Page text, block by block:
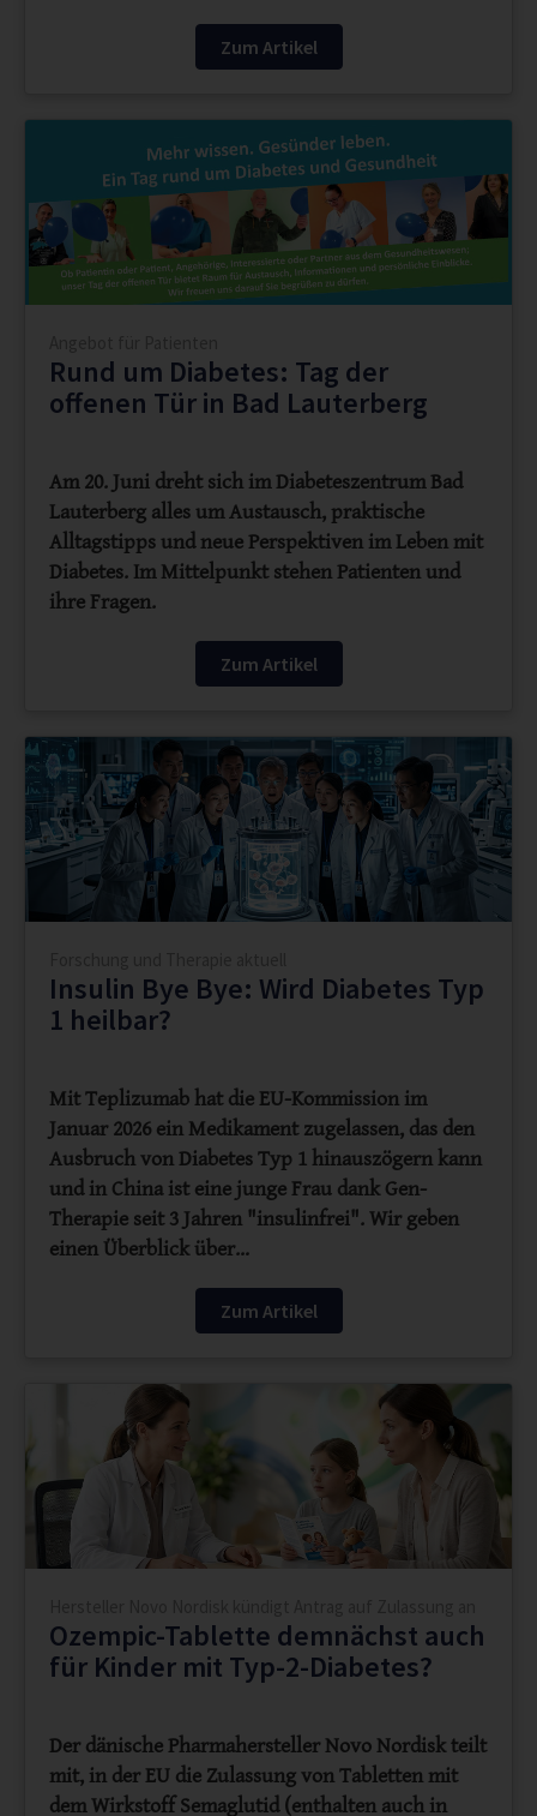
Zum Artikel
Rund um Diabetes: Tag der
offenen Tür in Bad Lauterberg
Am 20. Juni dreht sich im Diabeteszentrum Bad
Lauterberg alles um Austausch, praktische
Alltagstipps und neue Perspektiven im Leben mit
Diabetes. Im Mittelpunkt stehen Patienten und
ihre Fragen.
Zum Artikel
Insulin Bye Bye: Wird Diabetes Typ
1 heilbar?
Mit Teplizumab hat die EU-Kommission im
Januar 2026 ein Medikament zugelassen, das den
Ausbruch von Diabetes Typ 1 hinauszögern kann
und in China ist eine junge Frau dank Gen-
Therapie seit 3 Jahren "insulinfrei". Wir geben
einen Überblick über…
Zum Artikel
Ozempic-Tablette demnächst auch
für Kinder mit Typ-2-Diabetes?
Der dänische Pharmahersteller Novo Nordisk teilt
mit, in der EU die Zulassung von Tabletten mit
dem Wirkstoff Semaglutid (enthalten auch in